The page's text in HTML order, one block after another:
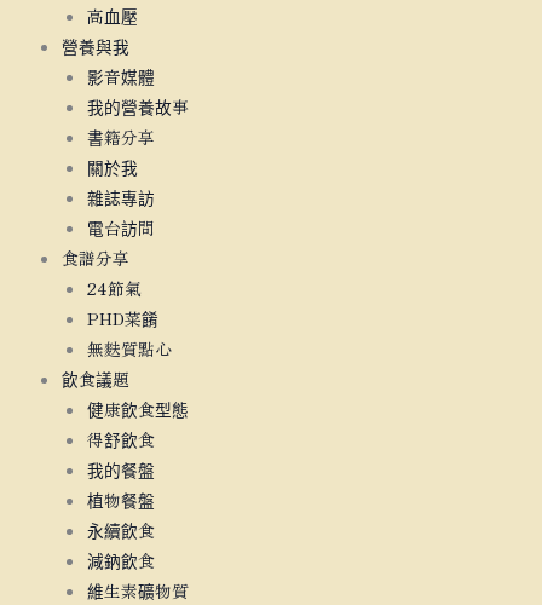
高血壓
營養與我
影音媒體
我的營養故事
書籍分享
關於我
雜誌專訪
電台訪問
食譜分享
24節氣
PHD菜餚
無麩質點心
飲食議題
健康飲食型態
得舒飲食
我的餐盤
植物餐盤
永續飲食
減鈉飲食
維生素礦物質